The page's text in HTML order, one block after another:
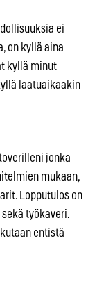
ei
on kyllä aina
kyllä minut
laatuaikaakin
jonka
mukaan,
Lopputulos on
työkaveri.
entistä